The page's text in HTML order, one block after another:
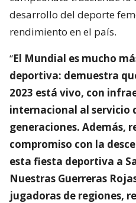
desarrollo del deporte
rendimiento en el país.
“El Mundial es mucho
deportiva: demuestra
2023 está vivo, con
internacional al servicio
generaciones. Además,
compromiso con la
esta fiesta deportiva a
Nuestras Guerreras
jugadoras de regiones,